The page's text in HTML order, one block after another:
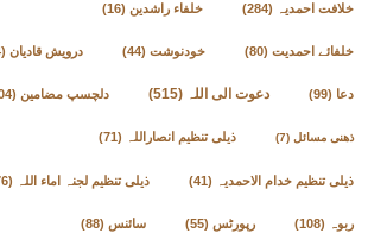
خلافت احمدیہ (284) خلفاء راشدین (16)
خلفائے احمدیت(80) خودنوشت(44) درویش قادیان(154)
دعا (99) دعوت الی اللہ (515) دلچسپ مضامین (104)
ذھنی مسائل (7) ذیلی تنظیم انصاراللہ (71)
ذیلی تنظیم خدام الاحمدیہ (41) ذیلی تنظیم لجنہ اماء اللہ (76)
ربوہ (108) رپورٹس (55) سائنس (88)